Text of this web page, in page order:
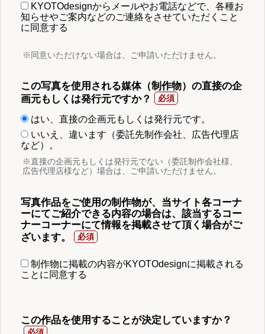
KYOTOdesignからメールやお電話などで、各種お
知らせやご案内などのご連絡をさせていただくこと
に同意する
※同意いただけない場合は、ご申請いただけません。
この写真を使用される媒体（制作物）の直接の企
画元もしくは発行元ですか？
はい、直接の企画元もしくは発行元です。
いいえ、違います（委託先制作会社、広告代理店
など）。
※直接の企画元もしくは発行元でない（委託制作会社様、
広告代理店様など）場合は、ご申請いただけません。
写真作品をご使用の制作物が、当サイト各コーナ
ーにてご紹介できる内容の場合は、該当するコー
ナーコーナーにて情報を掲載させて頂く場合がご
ざいます。
制作物に掲載の内容がKYOTOdesignに掲載される
ことに同意する
この作品を使用することが決定していますか？